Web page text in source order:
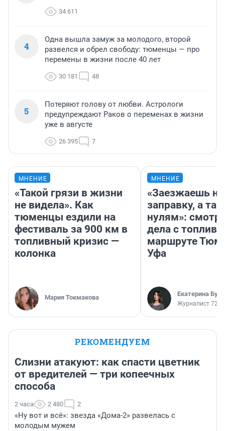
34 611
4
Одна вышла замуж за молодого, второй
развелся и обрел свободу: тюменцы — про
перемены в жизни после 40 лет
30 181 48
5
Потеряют голову от любви. Астрологи
предупреждают Раков о переменах в жизни
уже в августе
26 395 7
МНЕНИЕ
«Такой грязи в жизни
не видела». Как
тюменцы ездили на
фестиваль за 900 км в
топливный кризис —
колонка
Мария Токмакова
МНЕНИЕ
«Заезжаешь на
заправку, а
нулям»:
дела с
маршруте
Уфа
Екатерина
Журналист
РЕКОМЕНДУЕМ
Слизни атакуют: как спасти цветник
от вредителей — три копеечных
способа
2 часа 2 480 2
«Ну вот и всё»: звезда «Дома-2» развелась с
молодым мужем